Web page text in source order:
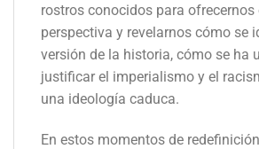
rostros conocidos para ofrecernos
perspectiva y revelarnos cómo se
versión de la historia, cómo se ha
justificar el imperialismo y el
una ideología caduca.
En estos momentos de